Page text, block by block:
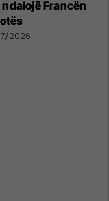
Francën
2026